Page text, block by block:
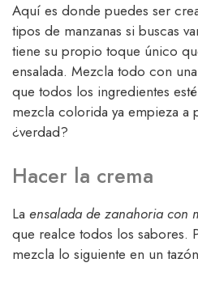
Aquí es donde puedes ser
tipos de manzanas si buscas
tiene su propio toque único
ensalada. Mezcla todo con
que todos los ingredientes
mezcla colorida ya empieza a
¿verdad?
Hacer la crema
La ensalada de zanahoria con
que realce todos los sabores.
mezcla lo siguiente en un